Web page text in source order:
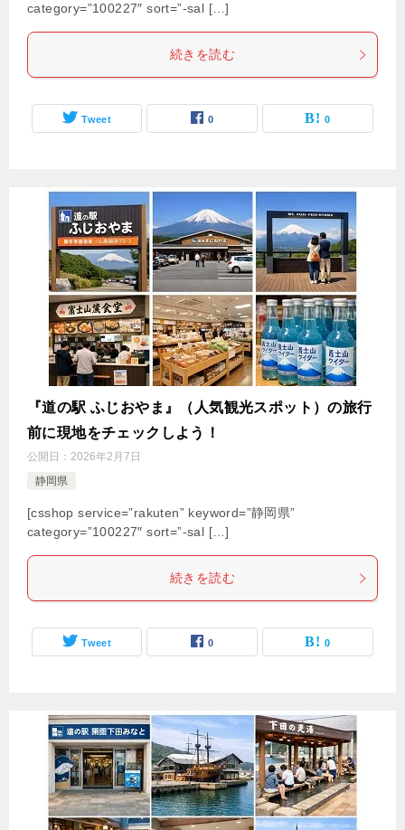
category=”100227″ sort=”-sal […]
続きを読む
Tweet 0 0
『道の駅 ふじおやま』（人気観光スポット）の旅行
前に現地をチェックしよう！
公開日： 2026年2月7日
静岡県
[csshop service=”rakuten” keyword=”静岡県”
category=”100227″ sort=”-sal […]
続きを読む
Tweet 0 0